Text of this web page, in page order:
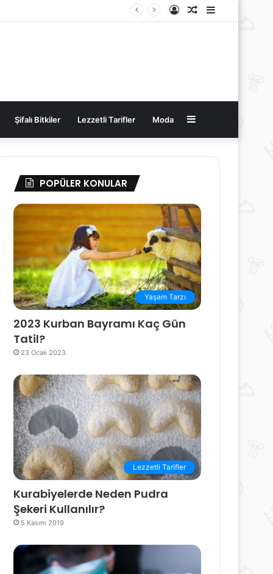
Kenar
Bölmesi
Rastgele
Kayıt
Şifalı Bitkiler Lezzetli Tarifler Moda Kenar
Bölmesi
POPÜLER KONULAR
Yaşam Tarzı
2023 Kurban Bayramı Kaç Gün
Tatil?
23 Ocak 2023
Lezzetli Tarifler
Kurabiyelerde Neden Pudra
Şekeri Kullanılır?
5 Kasım 2019